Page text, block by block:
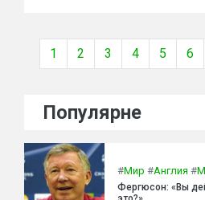
1 2 3 4 5 6
Популярне
#Мир #Англия #
Фергюсон: «Вы